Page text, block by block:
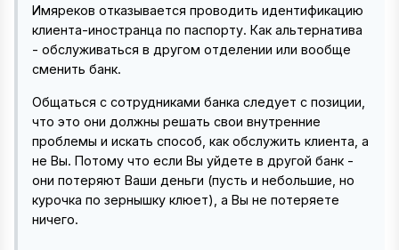
Имяреков отказывается проводить идентификацию
клиента-иностранца по паспорту. Как альтернатива
- обслуживаться в другом отделении или вообще
сменить банк.
Общаться с сотрудниками банка следует с позиции,
что это они должны решать свои внутренние
проблемы и искать способ, как обслужить клиента, а
не Вы. Потому что если Вы уйдете в другой банк -
они потеряют Ваши деньги (пусть и небольшие, но
курочка по зернышку клюет), а Вы не потеряете
ничего.